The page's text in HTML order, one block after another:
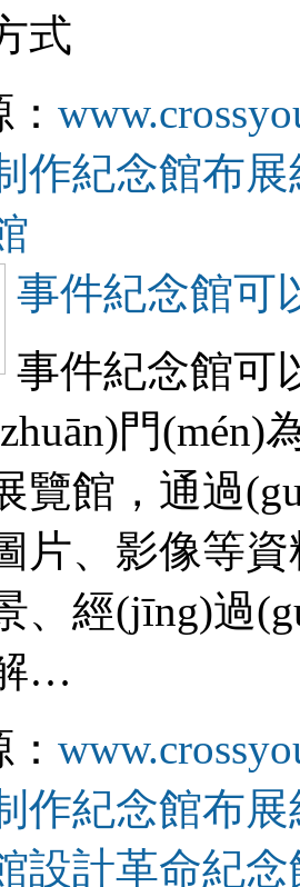
式
作紀念館布展
事件紀念館可
事件紀念館可
門(mén)
覽館，通過
圖片、影
、經(jīng)
…
作紀念館布展
設計革命紀念